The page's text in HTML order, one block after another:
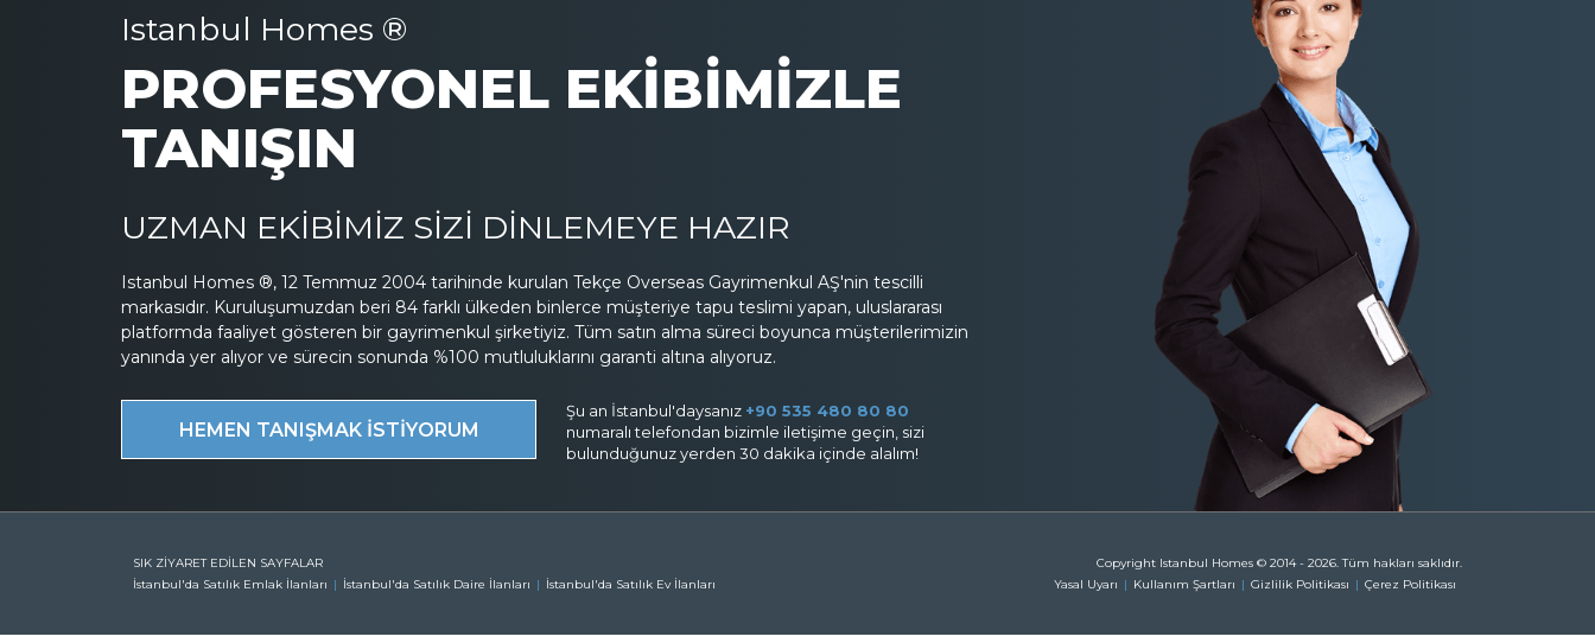
Istanbul Homes ®
PROFESYONEL EKİBİMİZLE
TANIŞIN
UZMAN EKİBİMİZ SİZİ DİNLEMEYE HAZIR
Istanbul Homes ®, 12 Temmuz 2004 tarihinde kurulan Tekçe Overseas Gayrimenkul AŞ'nin tescilli
markasıdır. Kuruluşumuzdan beri 84 farklı ülkeden binlerce müşteriye tapu teslimi yapan, uluslararası
platformda faaliyet gösteren bir gayrimenkul şirketiyiz. Tüm satın alma süreci boyunca müşterilerimizin
yanında yer alıyor ve sürecin sonunda %100 mutluluklarını garanti altına alıyoruz.
HEMEN TANIŞMAK İSTİYORUM
Şu an İstanbul'daysanız +90 535 480 80 80
numaralı telefondan bizimle iletişime geçin, sizi
bulunduğunuz yerden 30 dakika içinde alalım!
SIK ZİYARET EDİLEN SAYFALAR
İstanbul'da Satılık Emlak İlanları
İstanbul'da Satılık Daire İlanları İstanbul'da Satılık Ev İlanları
Copyright Istanbul Homes © 2014 - 2026. Tüm hakları saklıdır.
Yasal Uyarı
Kullanım Şartları Gizlilik Politikası Çerez Politikası